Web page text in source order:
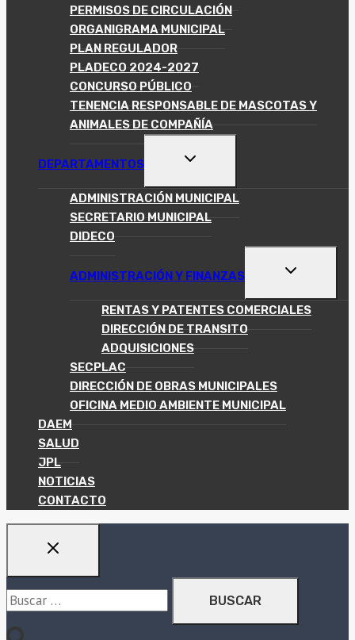
PERMISOS DE CIRCULACIÓN
ORGANIGRAMA MUNICIPAL
PLAN REGULADOR
PLADECO 2024-2027
CONCURSO PÚBLICO
TENENCIA RESPONSABLE DE MASCOTAS Y
ANIMALES DE COMPAÑÍA
DEPARTAMENTOS
ALTERNAR
HIJO
ADMINISTRACIÓN MUNICIPAL
SECRETARIO MUNICIPAL
DIDECO
ADMINISTRACIÓN Y FINANZAS
ALTERNAR
HIJO
RENTAS Y PATENTES COMERCIALES
DIRECCIÓN DE TRANSITO
ADQUISICIONES
SECPLAC
DIRECCIÓN DE OBRAS MUNICIPALES
OFICINA MEDIO AMBIENTE MUNICIPAL
DAEM
SALUD
JPL
NOTICIAS
CONTACTO
Buscar: